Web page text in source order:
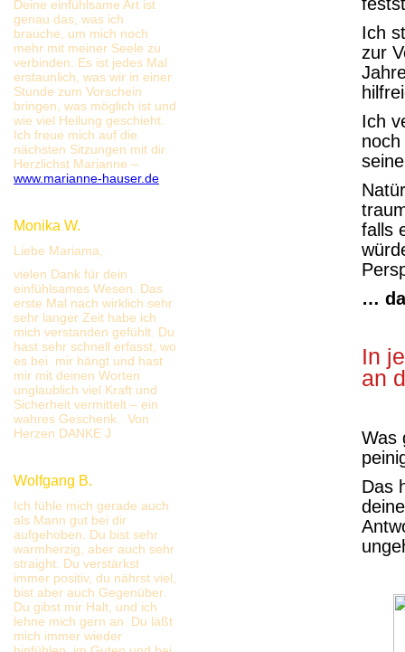
Deine einfühlsame Art ist
genau das, was ich
brauche, um mich noch
mehr mit meiner Seele zu
verbinden. Es ist jedes Mal
erstaunlich, was wir in einer
Stunde zum Vorschein
bringen, was möglich ist und
wie viel Heilung geschieht.
Ich freue mich auf die
nächsten Sitzungen mit dir.
Herzlichst Marianne –
www.marianne-hauser.de
Monika W.
Liebe Mariama,
vielen Dank für dein
einfühlsames Wesen. Das
erste Mal nach wirklich sehr
sehr langer Zeit habe ich
mich verstanden gefühlt. Du
hast sehr schnell erfasst, wo
es bei mir hängt und hast
mir mit deinen Worten
unglaublich viel Kraft und
Sicherheit vermittelt – ein
wahres Geschenk. Von
Herzen DANKE J
Wolfgang B.
Ich fühle mich gerade auch
als Mann gut bei dir
aufgehoben. Du bist sehr
warmherzig, aber auch sehr
straight. Du verstärkst
immer positiv, du nährst viel,
bist aber auch Gegenüber.
Du gibst mir Halt, und ich
lehne mich gern an. Du läßt
mich immer wieder
Ich
zur
Ich
falls
…
In
an
Was
Das